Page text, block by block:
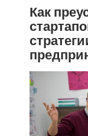
Как